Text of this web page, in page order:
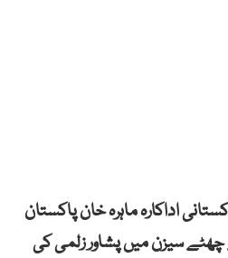
اداکارہ ماہرہ خان پاکستان
سیزن میں پشاور زلمی کی